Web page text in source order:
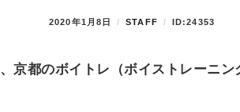
P
T
2020年1月8日
B
STAFF ID:24353
京都のボイトレ（ボイストレーニ